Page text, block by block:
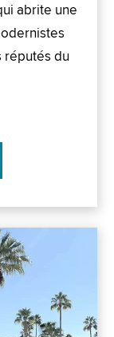
abrite une
réputés du